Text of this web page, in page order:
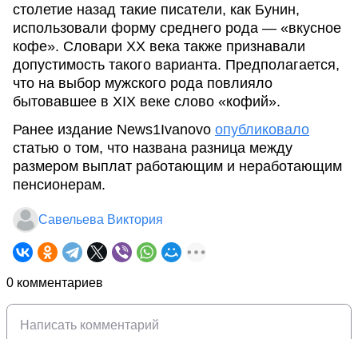
столетие назад такие писатели, как Бунин,
использовали форму среднего рода — «вкусное
кофе». Словари XX века также признавали
допустимость такого варианта. Предполагается,
что на выбор мужского рода повлияло
бытовавшее в XIX веке слово «кофий».
Ранее издание News1Ivanovo опубликовало
статью о том, что названа разница между
размером выплат работающим и неработающим
пенсионерам.
Савельева Виктория
0 комментариев